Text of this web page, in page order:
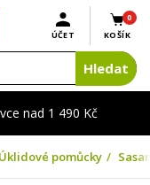
nad 1 490 Kč
0
KOŠÍK
ÚČET
Hledat
Úklidové pomůcky